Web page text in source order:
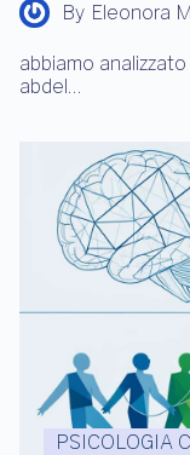
By Eleonora
abbiamo
abdel…
PSICOLOGIA